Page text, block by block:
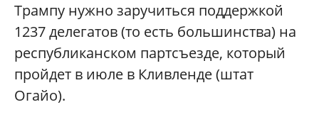
Трампу нужно заручиться поддержкой
1237 делегатов (то есть большинства) на
республиканском партсъезде, который
пройдет в июле в Кливленде (штат
Огайо).